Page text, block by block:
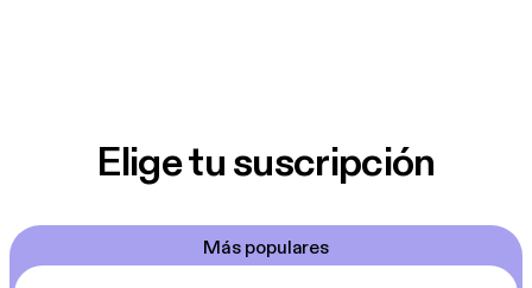
Elige tu suscripción
Más populares